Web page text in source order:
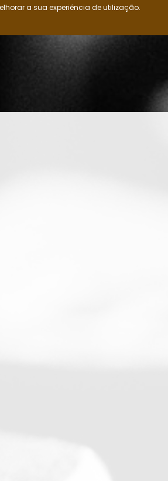
a sua experiência de utilização.
OS OVIMBUNDU